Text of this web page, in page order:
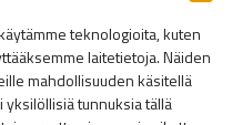
teknologioita, kuten
laitetietoja. Näiden
mahdollisuuden käsitellä
tunnuksia tällä
»